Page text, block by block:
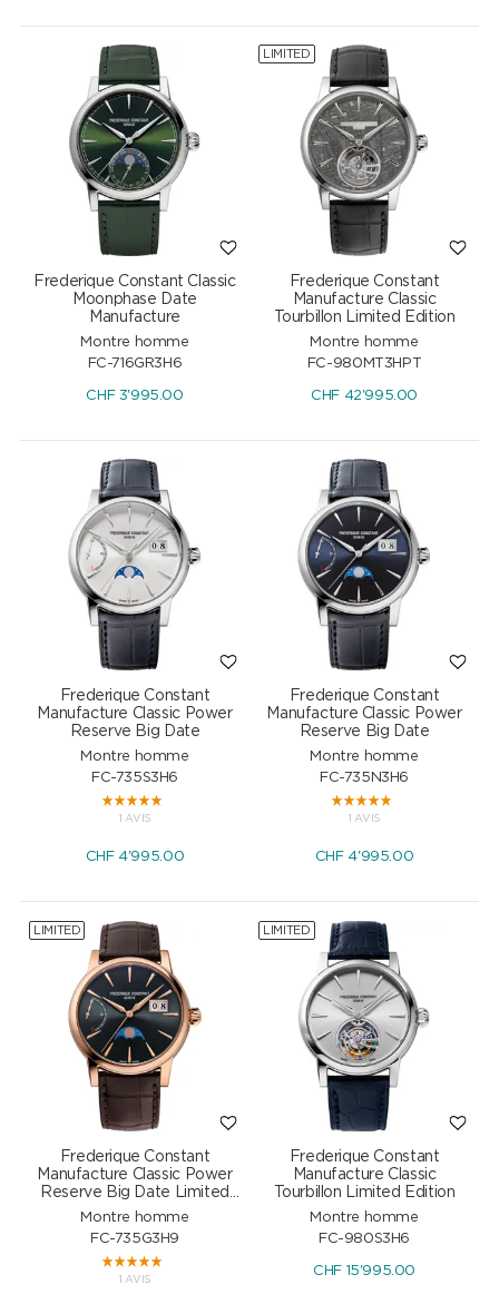
Frederique Constant Classic
Moonphase Date
Manufacture
Montre homme
FC-716GR3H6
CHF3'995.00
LIMITED
Frederique Constant
Manufacture Classic
Tourbillon Limited Edition
Montre homme
FC-980MT3HPT
CHF42'995.00
Frederique Constant
Manufacture Classic Power
Reserve Big Date
Montre homme
FC-735S3H6
1 AVIS
CHF4'995.00
Frederique Constant
Manufacture Classic Power
Reserve Big Date
Montre homme
FC-735N3H6
1 AVIS
CHF4'995.00
LIMITED
Frederique Constant
Manufacture Classic Power
Reserve Big Date Limited
Edition
Montre homme
FC-735G3H9
1 AVIS
LIMITED
Frederique Constant
Manufacture Classic
Tourbillon Limited Edition
Montre homme
FC-980S3H6
CHF 15'995.00